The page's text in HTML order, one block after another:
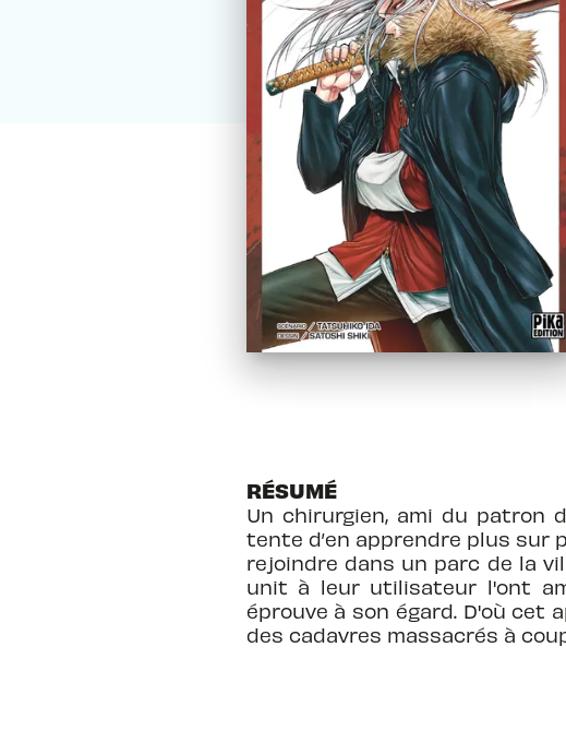
RÉSUMÉ
Un chirurgien, ami du patron
tente d’en apprendre plus sur
rejoindre dans un parc de la
unit à leur utilisateur l'ont
éprouve à son égard. D'où cet
des cadavres massacrés à